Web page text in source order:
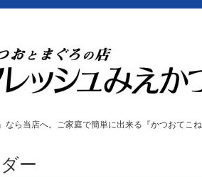
ら当店へ。ご家庭で簡単に出来る『かつおてこ
ー